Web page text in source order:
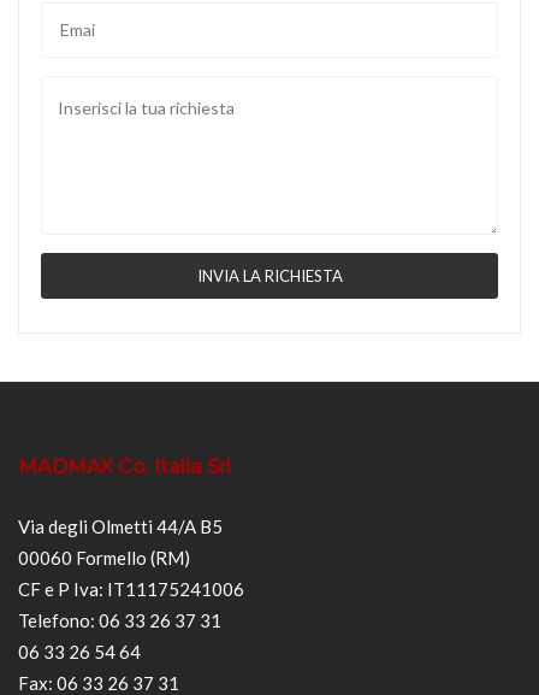
MADMAX Co. Italia Srl
Via degli Olmetti 44/A B5
00060 Formello (RM)
CF e P Iva: IT11175241006
Telefono: 06 33 26 37 31
06 33 26 54 64
Fax: 06 33 26 37 31